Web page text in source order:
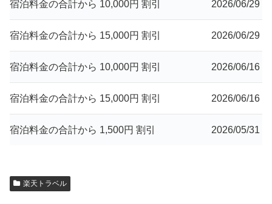
宿泊料金の合計から 10,000円 割引 2026/06/29
宿泊料金の合計から 15,000円 割引 2026/06/29
宿泊料金の合計から 10,000円 割引 2026/06/16
宿泊料金の合計から 15,000円 割引 2026/06/16
宿泊料金の合計から 1,500円 割引 2026/05/31
楽天トラベル